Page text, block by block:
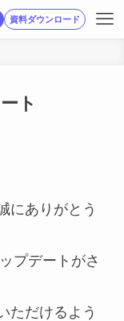
資料ダウンロード
ト
にありがとう
プデートがさ
ただけるよう